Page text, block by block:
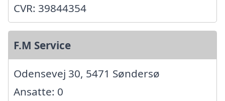
CVR: 39844354
F.M Service
Odensevej 30, 5471 Søndersø
Ansatte: 0